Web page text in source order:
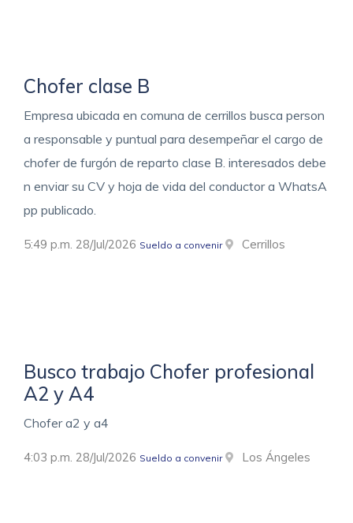
Chofer clase B
Empresa ubicada en comuna de cerrillos busca person
a responsable y puntual para desempeñar el cargo de
chofer de furgón de reparto clase B. interesados debe
n enviar su CV y hoja de vida del conductor a WhatsA
pp publicado.
5:49 p.m. 28/Jul/2026 Sueldo a convenir Cerrillos
Busco trabajo Chofer profesional
A2 y A4
Chofer a2 y a4
4:03 p.m. 28/Jul/2026 Sueldo a convenir Los Ángeles